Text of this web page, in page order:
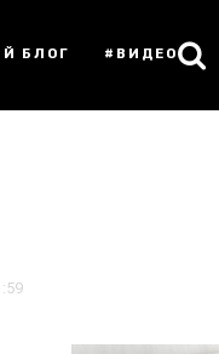
БЛОГ #ВИДЕО